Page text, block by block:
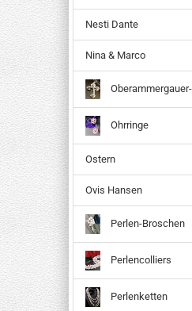
Nesti Dante
Nina & Marco
Ohrringe
Ostern
Ovis Hansen
Perlen-Broschen
Perlencolliers
Perlenketten